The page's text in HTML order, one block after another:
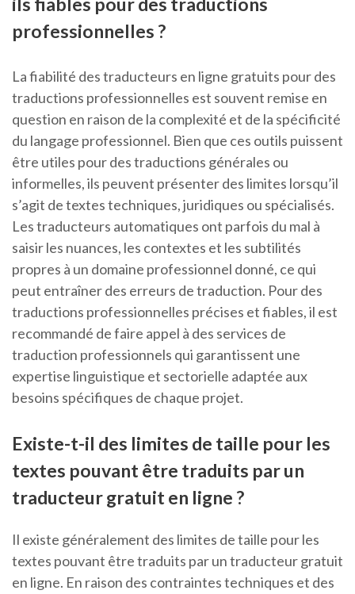
professionnelles ?
La fiabilité des traducteurs en ligne gratuits pour des
traductions professionnelles est souvent remise en
question en raison de la complexité et de la spécificité
du langage professionnel. Bien que ces outils puissent
être utiles pour des traductions générales ou
informelles, ils peuvent présenter des limites lorsqu’il
s’agit de textes techniques, juridiques ou spécialisés.
Les traducteurs automatiques ont parfois du mal à
saisir les nuances, les contextes et les subtilités
propres à un domaine professionnel donné, ce qui
peut entraîner des erreurs de traduction. Pour des
traductions professionnelles précises et fiables, il est
recommandé de faire appel à des services de
traduction professionnels qui garantissent une
expertise linguistique et sectorielle adaptée aux
besoins spécifiques de chaque projet.
Existe-t-il des limites de taille pour les
textes pouvant être traduits par un
traducteur gratuit en ligne ?
Il existe généralement des limites de taille pour les
textes pouvant être traduits par un traducteur gratuit
en ligne. En raison des contraintes techniques et des